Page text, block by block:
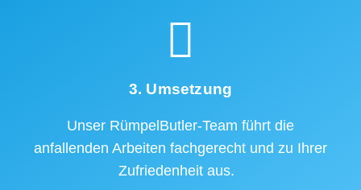
3. Umsetzung
Unser RümpelButler-Team führt die
anfallenden Arbeiten fachgerecht und zu Ihrer
Zufriedenheit aus.